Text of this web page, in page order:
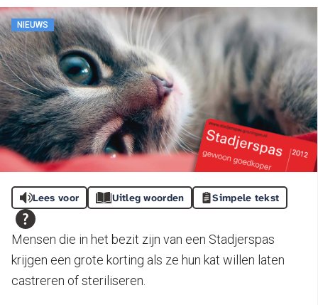
NIEUWS
Lees voor Uitleg woorden Simpele tekst
Mensen die in het bezit zijn van een Stadjerspas
krijgen een grote korting als ze hun kat willen laten
castreren of steriliseren.